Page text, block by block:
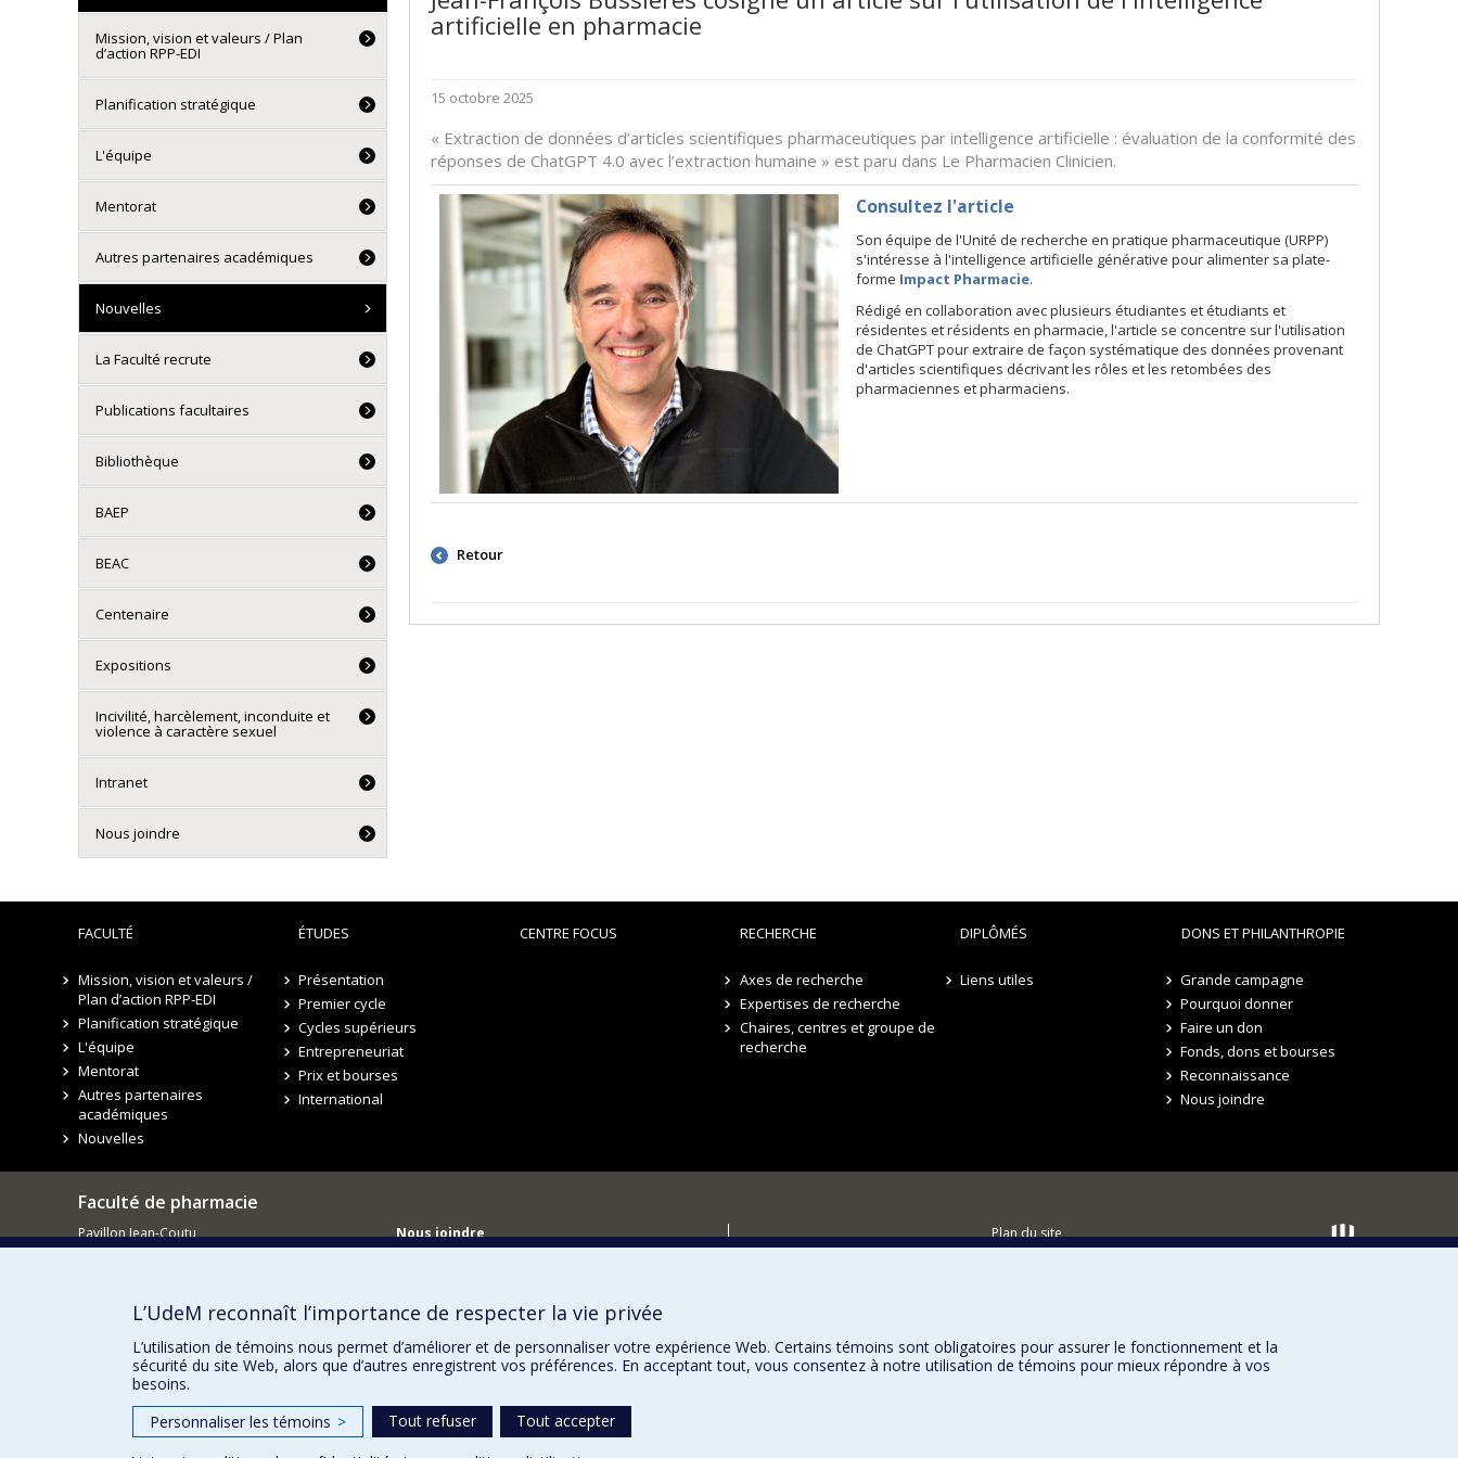
artificielle en pharmacie
15 octobre 2025
« Extraction de données d’articles scientifiques pharmaceutiques par intelligence artificielle : évaluation de la conformité des
réponses de ChatGPT 4.0 avec l’extraction humaine » est paru dans Le Pharmacien Clinicien.
Consultez l'article
Son équipe de l'Unité de recherche en pratique pharmaceutique (URPP)
s'intéresse à l'intelligence artificielle générative pour alimenter sa plate-
forme Impact Pharmacie.
Rédigé en collaboration avec plusieurs étudiantes et étudiants et
résidentes et résidents en pharmacie, l'article se concentre sur l'utilisation
de ChatGPT pour extraire de façon systématique des données provenant
d'articles scientifiques décrivant les rôles et les retombées des
pharmaciennes et pharmaciens.
Retour
Mission, vision et valeurs / Plan
d’action RPP-EDI
Planification stratégique
L'équipe
Mentorat
Autres partenaires académiques
Nouvelles
La Faculté recrute
Publications facultaires
Bibliothèque
BAEP
BEAC
Centenaire
Expositions
Incivilité, harcèlement, inconduite et
violence à caractère sexuel
Intranet
Nous joindre
FACULTÉ
Mission, vision et valeurs /
Plan d’action RPP-EDI
Planification stratégique
L'équipe
Mentorat
Autres partenaires
académiques
Nouvelles
ÉTUDES
Présentation
Premier cycle
Cycles supérieurs
Entrepreneuriat
Prix et bourses
International
CENTRE FOCUS RECHERCHE
Axes de recherche
Expertises de recherche
Chaires, centres et groupe de
recherche
DIPLÔMÉS
Liens utiles
DONS ET PHILANTHROPIE
Grande campagne
Pourquoi donner
Faire un don
Fonds, dons et bourses
Reconnaissance
Nous joindre
Faculté de pharmacie
Pavillon Jean-Coutu
2940, chemin de Polytechnique,
Nous joindre
Plan du site
L’UdeM reconnaît l’importance de respecter la vie privée
L’utilisation de témoins nous permet d’améliorer et de personnaliser votre expérience Web. Certains témoins sont obligatoires pour assurer le fonctionnement et la
sécurité du site Web, alors que d’autres enregistrent vos préférences. En acceptant tout, vous consentez à notre utilisation de témoins pour mieux répondre à vos
besoins.
Personnaliser les témoins > Tout refuser
Tout accepter